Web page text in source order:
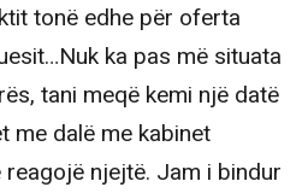
tonë edhe për oferta
ka pas më situata
tani meqë kemi një datë
me dalë me kabinet
njejtë. Jam i bindur